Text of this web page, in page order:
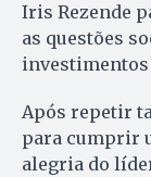
Iris Rezende
as questões
investimentos
Após repetir
para cumprir
alegria do